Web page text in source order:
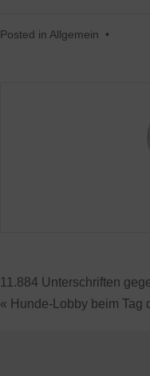
Posted in Allgemein •
11.884 Unterschriften
« Hunde-Lobby beim Tag